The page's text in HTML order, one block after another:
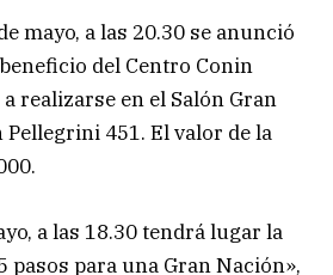
mayo, a las 20.30 se anunció
del Centro Conin
realizarse en el Salón Gran
Pellegrini 451. El valor de la
a las 18.30 tendrá lugar la
pasos para una Gran Nación»,